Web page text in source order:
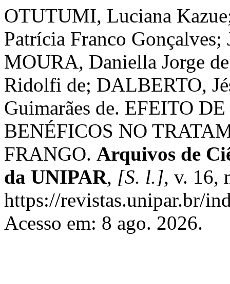
OTUTUMI, Luciana
Patrícia Franco
MOURA, Daniella Jorge
Ridolfi de; DALBERTO,
Guimarães de. EFEITO
BENÉFICOS NO
FRANGO. Arquivos de
da UNIPAR, [S. l.], v. 16,
https://revistas.unipar.br/
Acesso em: 8 ago. 2026.